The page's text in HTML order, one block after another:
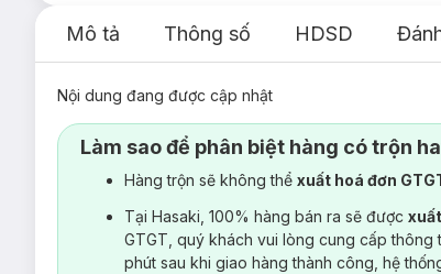
Mô tả Thông số HDSD
Nội dung đang được cập nhật
Làm sao để phân biệt hàng có trộn
Hàng trộn sẽ không thể xuất hoá đơn
Tại Hasaki, 100% hàng bán ra sẽ được
GTGT, quý khách vui lòng cung cấp
phút sau khi giao hàng thành công, hệ